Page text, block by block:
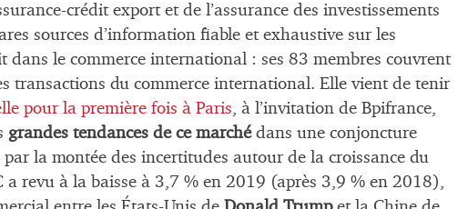
crédit export et de l’assurance des investissements
sources d’information fiable et exhaustive sur les
dans le commerce international : ses 83 membres couvrent
transactions du commerce international. Elle vient de tenir
pour la première fois à Paris , à l’invitation de Bpifrance,
grandes tendances de ce marchédans une conjoncture
la montée des incertitudes autour de la croissance du
a revu à la baisse à 3,7 % en 2019 (après 3,9 % en 2018),